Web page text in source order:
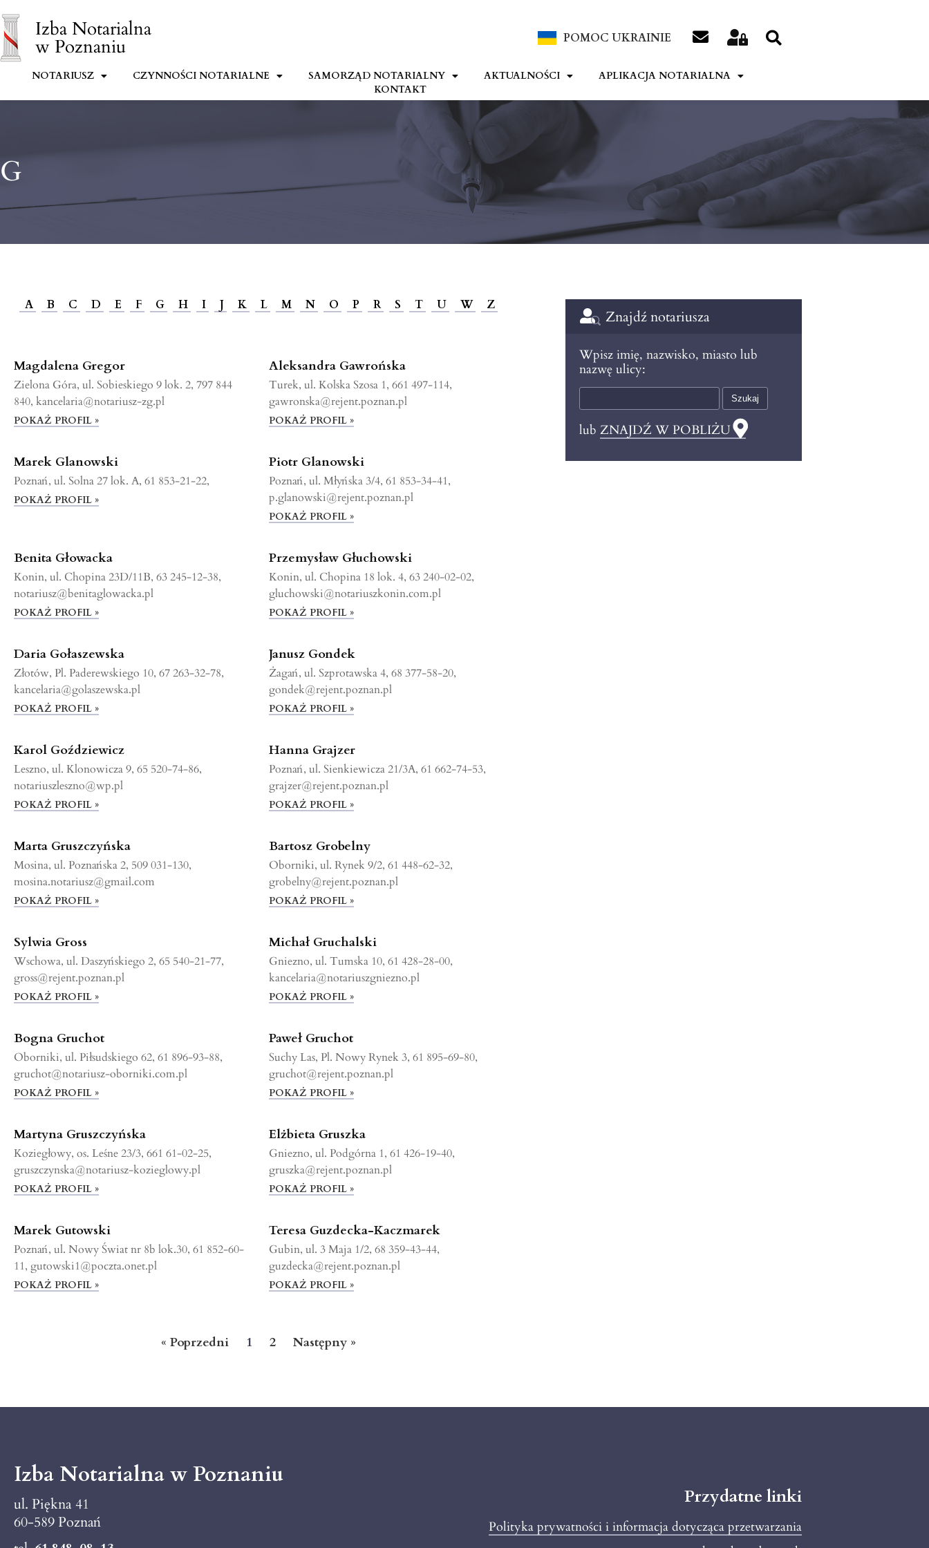
Izba Notarialna
w Poznaniu POMOC UKRAINIE
NOTARIUSZ CZYNNOŚCI NOTARIALNE SAMORZĄD NOTARIALNY AKTUALNOŚCI
APLIKACJA NOTARIALNA
KONTAKT
G
A B C D E F G H I J K L M N O P R S T U W Z
Magdalena Gregor
Zielona Góra, ul. Sobieskiego 9 lok. 2, 797 844
840, kancelaria@notariusz-zg.pl
POKAŻ PROFIL »
Aleksandra Gawrońska
Turek, ul. Kolska Szosa 1, 661 497-114,
gawronska@rejent.poznan.pl
POKAŻ PROFIL »
Marek Glanowski
Poznań, ul. Solna 27 lok. A, 61 853-21-22,
POKAŻ PROFIL »
Piotr Glanowski
Poznań, ul. Młyńska 3/4, 61 853-34-41,
p.glanowski@rejent.poznan.pl
POKAŻ PROFIL »
Benita Głowacka
Konin, ul. Chopina 23D/11B, 63 245-12-38,
notariusz@benitaglowacka.pl
POKAŻ PROFIL »
Przemysław Głuchowski
Konin, ul. Chopina 18 lok. 4, 63 240-02-02,
gluchowski@notariuszkonin.com.pl
POKAŻ PROFIL »
Daria Gołaszewska
Złotów, Pl. Paderewskiego 10, 67 263-32-78,
kancelaria@golaszewska.pl
POKAŻ PROFIL »
Janusz Gondek
Żagań, ul. Szprotawska 4, 68 377-58-20,
gondek@rejent.poznan.pl
POKAŻ PROFIL »
Karol Goździewicz
Leszno, ul. Klonowicza 9, 65 520-74-86,
notariuszleszno@wp.pl
POKAŻ PROFIL »
Hanna Grajzer
Poznań, ul. Sienkiewicza 21/3A, 61 662-74-53,
grajzer@rejent.poznan.pl
POKAŻ PROFIL »
Marta Gruszczyńska
Mosina, ul. Poznańska 2, 509 031-130,
mosina.notariusz@gmail.com
POKAŻ PROFIL »
Bartosz Grobelny
Oborniki, ul. Rynek 9/2, 61 448-62-32,
grobelny@rejent.poznan.pl
POKAŻ PROFIL »
Sylwia Gross
Wschowa, ul. Daszyńskiego 2, 65 540-21-77,
gross@rejent.poznan.pl
POKAŻ PROFIL »
Michał Gruchalski
Gniezno, ul. Tumska 10, 61 428-28-00,
kancelaria@notariuszgniezno.pl
POKAŻ PROFIL »
Bogna Gruchot
Oborniki, ul. Piłsudskiego 62, 61 896-93-88,
gruchot@notariusz-oborniki.com.pl
POKAŻ PROFIL »
Paweł Gruchot
Suchy Las, Pl. Nowy Rynek 3, 61 895-69-80,
gruchot@rejent.poznan.pl
POKAŻ PROFIL »
Martyna Gruszczyńska
Koziegłowy, os. Leśne 23/3, 661 61-02-25,
gruszczynska@notariusz-kozieglowy.pl
POKAŻ PROFIL »
Elżbieta Gruszka
Gniezno, ul. Podgórna 1, 61 426-19-40,
gruszka@rejent.poznan.pl
POKAŻ PROFIL »
Marek Gutowski
Poznań, ul. Nowy Świat nr 8b lok.30, 61 852-60-
11, gutowski1@poczta.onet.pl
POKAŻ PROFIL »
Teresa Guzdecka-Kaczmarek
Gubin, ul. 3 Maja 1/2, 68 359-43-44,
guzdecka@rejent.poznan.pl
POKAŻ PROFIL »
« Poprzedni 1 2 Następny »
Znajdź notariusza
Wpisz imię, nazwisko, miasto lub
nazwę ulicy:
lub ZNAJDŹ W POBLIŻU
Izba Notarialna w Poznaniu
ul. Piękna 41
60-589 Poznań
Przydatne linki
Polityka prywatności i informacja dotycząca przetwarzania